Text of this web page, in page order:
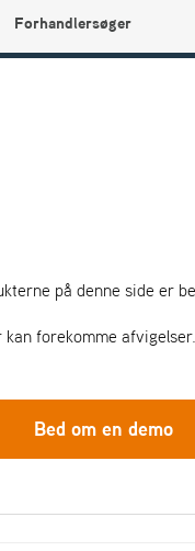
Forhandlersøger
på denne side er
forekomme
Bed om en demo